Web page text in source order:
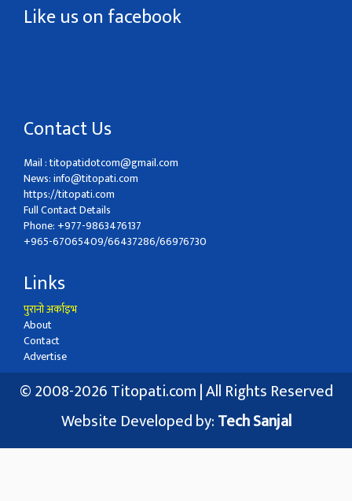
Like us on facebook
Contact Us
Mail :titopatidotcom@gmail.com
News:info@titopati.com
https://titopati.com
Full Contact Details
Phone: +977-9863476137
+965-67065409/66437286/66976730
Links
पुरानो अर्काइभ
About
Contact
Advertise
© 2008-2026 Titopati.com | All Rights Reserved
Website Developed by:Tech Sanjal